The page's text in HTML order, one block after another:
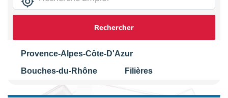
Rechercher
Provence-Alpes-Côte-D'Azur
Bouches-du-Rhône
Filières